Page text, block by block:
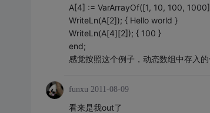
A[4] := VarArrayOf([1, 10, 100,
WriteLn(A[2]); { Hello world }
WriteLn(A[4][2]); { 100 }
end;
感觉按照这个例子，动态数组中存入
funxu 2011-08-09
看来是我out了